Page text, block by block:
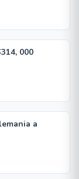
000
a